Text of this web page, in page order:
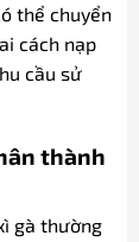
thể chuyển
cách nạp
cầu sử
thành
gà thường